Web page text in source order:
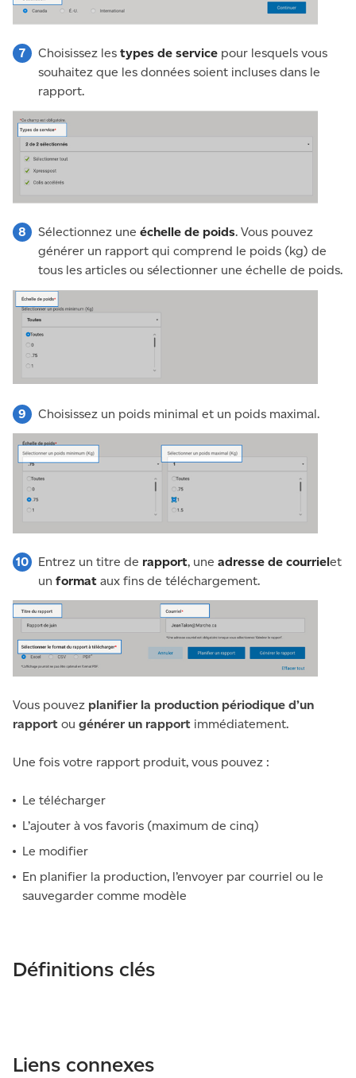
Choisissez les types de service pour lesquels vous
souhaitez que les données soient incluses dans le
rapport.
Sélectionnez une échelle de poids. Vous pouvez
générer un rapport qui comprend le poids (kg) de
tous les articles ou sélectionner une échelle de poids.
Choisissez un poids minimal et un poids maximal.
Entrez un titre de rapport, une adresse de courrielet
un format aux fins de téléchargement.
Vous pouvez planifier la production périodique d’un
rapport ou générer un rapport immédiatement.
Une fois votre rapport produit, vous pouvez :
Le télécharger
L’ajouter à vos favoris (maximum de cinq)
Le modifier
En planifier la production, l’envoyer par courriel ou le
sauvegarder comme modèle
Définitions clés
Liens connexes